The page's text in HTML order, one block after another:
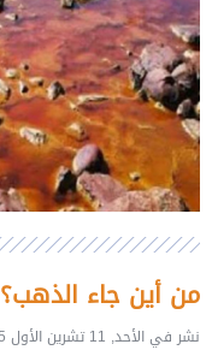
من أين جاء الذهب؟
نشر في الأحد, 11 تشرين الأول 2015